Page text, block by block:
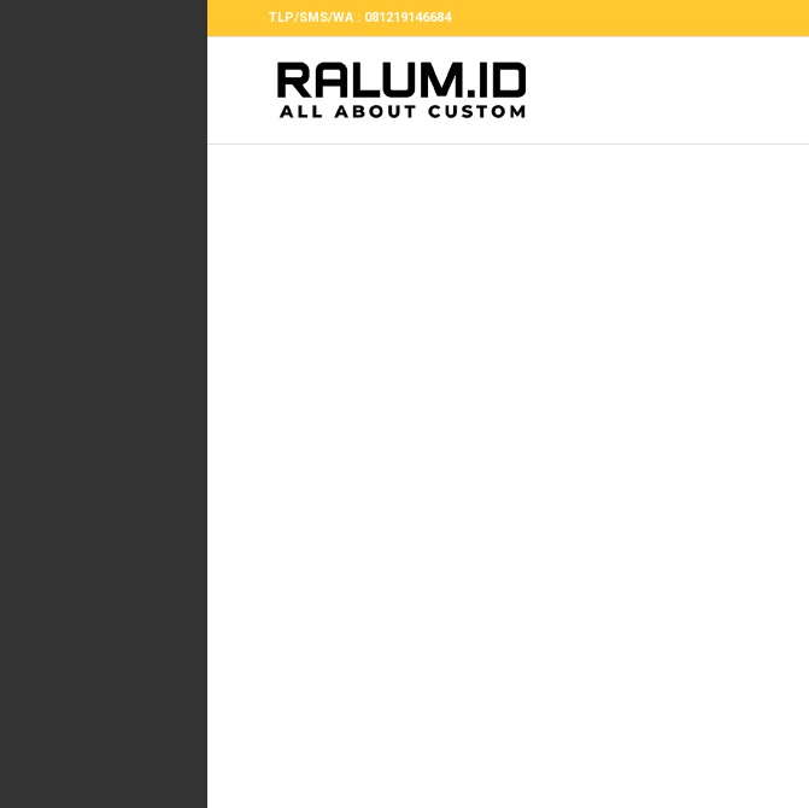
TLP/SMS/WA : 081219146684